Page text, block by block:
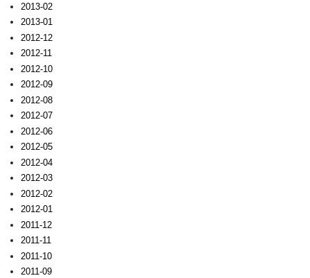
2013-02
2013-01
2012-12
2012-11
2012-10
2012-09
2012-08
2012-07
2012-06
2012-05
2012-04
2012-03
2012-02
2012-01
2011-12
2011-11
2011-10
2011-09